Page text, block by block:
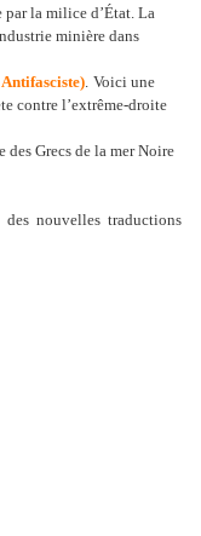
la milice d’État. La
minière dans
. Voici une
contre l’extrême-droite
Grecs de la mer Noire
nouvelles traductions